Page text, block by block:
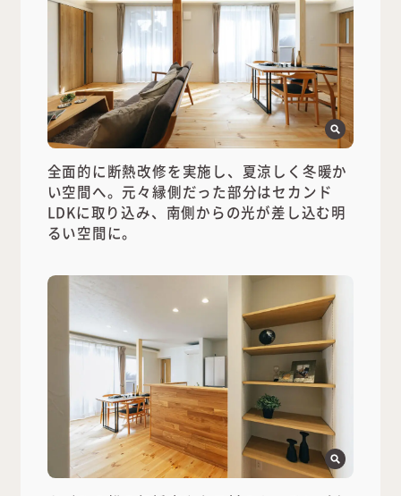
全面的に断熱改修を実施し、夏涼しく冬暖か
い空間へ。元々縁側だった部分はセカンド
LDKに取り込み、南側からの光が差し込む明
るい空間に。